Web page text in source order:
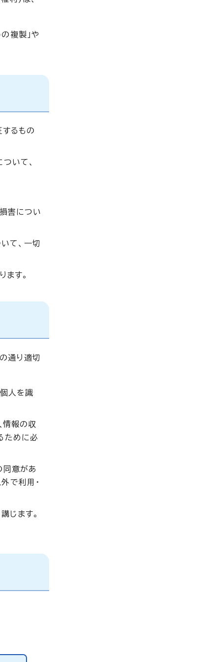
複製」や
るもの
いて、
害につい
て、一切
す。
通り適切
人を識
情報の収
ために必
同意があ
で利用・
じます。